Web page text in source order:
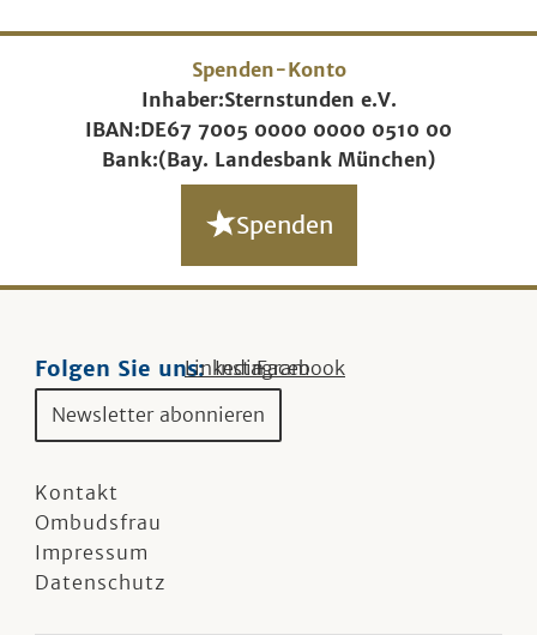
Spenden-Konto
Inhaber:Sternstunden e.V.
IBAN:DE67 7005 0000 0000 0510 00
Bank:(Bay. Landesbank München)
Spenden
Folgen Sie uns:Linkedin
Instagram
Facebook
Newsletter abonnieren
Kontakt
Ombudsfrau
Impressum
Datenschutz